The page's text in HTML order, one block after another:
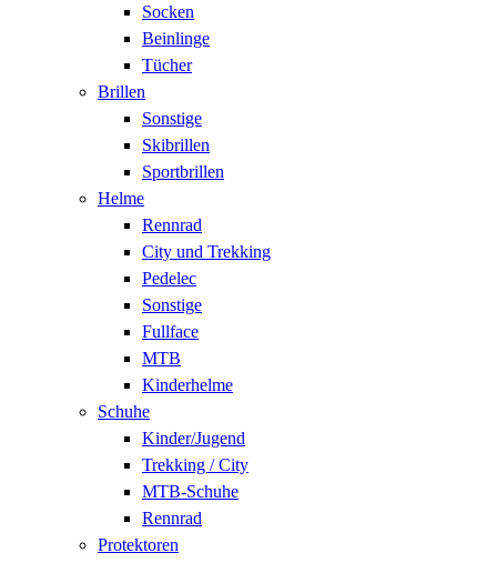
Socken
Beinlinge
Tücher
Brillen
Sonstige
Skibrillen
Sportbrillen
Helme
Rennrad
City und Trekking
Pedelec
Sonstige
Fullface
MTB
Kinderhelme
Schuhe
Kinder/Jugend
Trekking / City
MTB-Schuhe
Rennrad
Protektoren